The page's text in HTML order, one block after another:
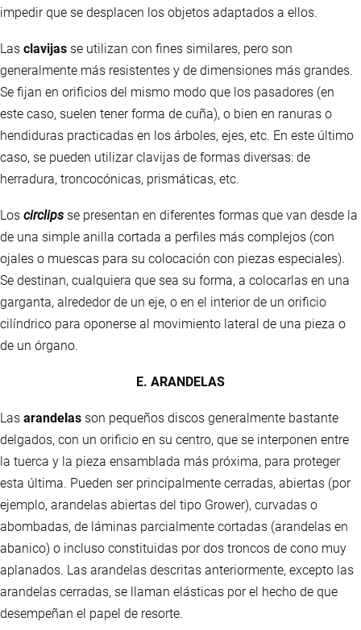
impedir que se desplacen los objetos adaptados a ellos.
Las clavijas se utilizan con fines similares, pero son
generalmente más resistentes y de dimensiones más grandes.
Se fijan en orificios del mismo modo que los pasadores (en
este caso, suelen tener forma de cuña), o bien en ranuras o
hendiduras practicadas en los árboles, ejes, etc. En este último
caso, se pueden utilizar clavijas de formas diversas: de
herradura, troncocónicas, prismáticas, etc.
Los circlips se presentan en diferentes formas que van desde la
de una simple anilla cortada a perfiles más complejos (con
ojales o muescas para su colocación con piezas especiales).
Se destinan, cualquiera que sea su forma, a colocarlas en una
garganta, alrededor de un eje, o en el interior de un orificio
cilíndrico para oponerse al movimiento lateral de una pieza o
de un órgano.
E. ARANDELAS
Las arandelas son pequeños discos generalmente bastante
delgados, con un orificio en su centro, que se interponen entre
la tuerca y la pieza ensamblada más próxima, para proteger
esta última. Pueden ser principalmente cerradas, abiertas (por
ejemplo, arandelas abiertas del tipo Grower), curvadas o
abombadas, de láminas parcialmente cortadas (arandelas en
abanico) o incluso constituidas por dos troncos de cono muy
aplanados. Las arandelas descritas anteriormente, excepto las
arandelas cerradas, se llaman elásticas por el hecho de que
desempeñan el papel de resorte.